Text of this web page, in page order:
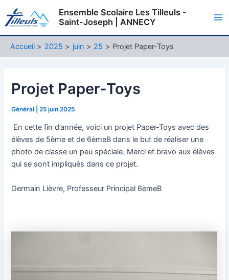
au
Ensemble Scolaire Les Tilleuls -
Saint-Joseph | ANNECY
Accueil 2025 juin 25 Projet Paper-Toys
Projet Paper-Toys
Général |25 juin 2025
En cette fin d’année, voici un projet Paper-Toys avec des
élèves de 5ème et de 6èmeB dans le but de réaliser une
photo de classe un peu spéciale. Merci et bravo aux élèves
qui se sont impliqués dans ce projet.
Germain Lièvre, Professeur Principal 6èmeB